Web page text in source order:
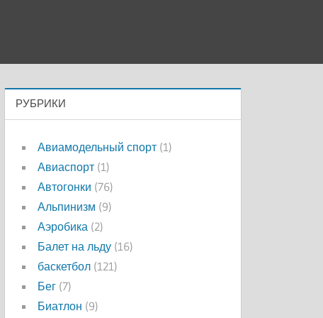
РУБРИКИ
Авиамодельный спорт (1)
Авиаспорт (1)
Автогонки (76)
Альпинизм (9)
Аэробика (2)
Балет на льду (16)
баскетбол (121)
Бег (7)
Биатлон (9)